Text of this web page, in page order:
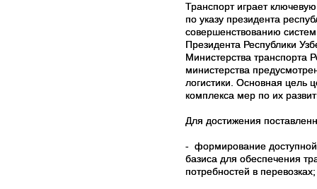
Транспорт играет
по указу президента
совершенствованию
Президента Республики
Министерства транспорта
министерства
логистики. Основная цель
комплекса мер по их
Для достижения
- формирование доступной
базиса для обеспечения
потребностей в перевозках;